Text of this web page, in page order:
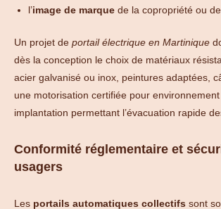
l’image de marque de la copropriété ou de
Un projet de portail électrique en Martinique
dès la conception le choix de matériaux
acier galvanisé ou inox, peintures adaptées,
une motorisation certifiée pour
implantation permettant l’évacuation rapide
Conformité réglementaire et
usagers
Les portails automatiques collectifs sont